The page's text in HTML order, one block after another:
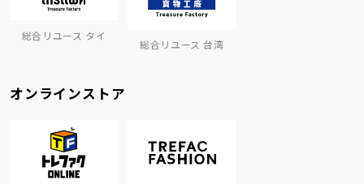
総合リユース タイ
総合リユース 台湾
オンラインストア